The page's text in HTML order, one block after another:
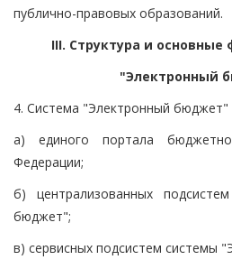
публично-правовых образований.
III. Структура и
"Электронный
4. Система "Электронный бюджет"
а) единого портала
Федерации;
б) централизованных
бюджет";
в) сервисных подсистем системы